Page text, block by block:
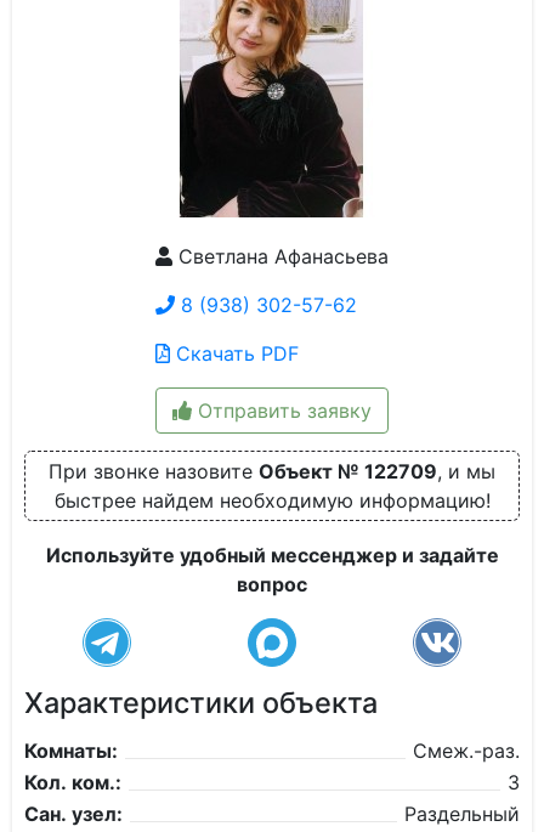
Светлана Афанасьева
8 (938) 302-57-62
Скачать PDF
Отправить заявку
При звонке назовите Объект № 122709, и мы
быстрее найдем необходимую информацию!
Используйте удобный мессенджер и задайте
вопрос
Характеристики объекта
Комнаты:
Смеж.-раз.
Кол. ком.:
3
Сан. узел:
Раздельный